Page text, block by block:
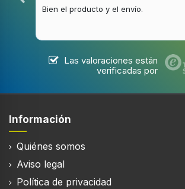
Bien el producto y el envío.
Las valoraciones están
verificadas por
Información
Quiénes somos
Aviso legal
Política de privacidad